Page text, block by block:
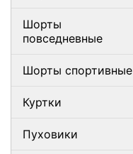
Шорты
повседневные
Шорты спортивные
Куртки
Пуховики